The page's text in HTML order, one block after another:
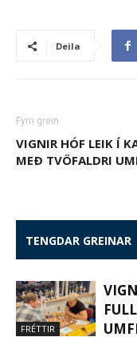
Deila
Fyrri grein
VIGNIR HÓF LEIK Í
MEÐ TVÖFALDRI
TENGDAR GREINAR
FRÉTTIR